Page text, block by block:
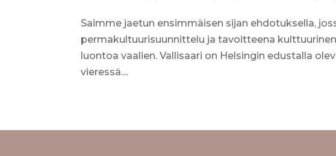
Saimme jaetun ensimmäisen sijan ehdotuksella,
permakultuurisuunnittelu ja tavoitteena
luontoa vaalien. Vallisaari on Helsingin edustalla
vieressä....